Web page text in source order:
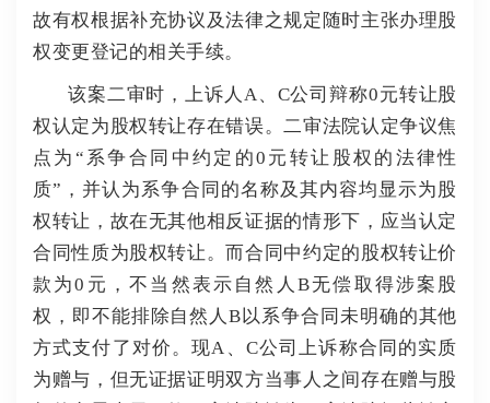
故有权根据补充协议及法律之规定随时主张办理股
权变更登记的相关手续。
该案二审时，上诉人A、C公司辩称0元转让股
权认定为股权转让存在错误。二审法院认定争议焦
点为“系争合同中约定的0元转让股权的法律性
质”，并认为系争合同的名称及其内容均显示为股
权转让，故在无其他相反证据的情形下，应当认定
合同性质为股权转让。而合同中约定的股权转让价
款为0元，不当然表示自然人B无偿取得涉案股
权，即不能排除自然人B以系争合同未明确的其他
方式支付了对价。现A、C公司上诉称合同的实质
为赠与，但无证据证明双方当事人之间存在赠与股